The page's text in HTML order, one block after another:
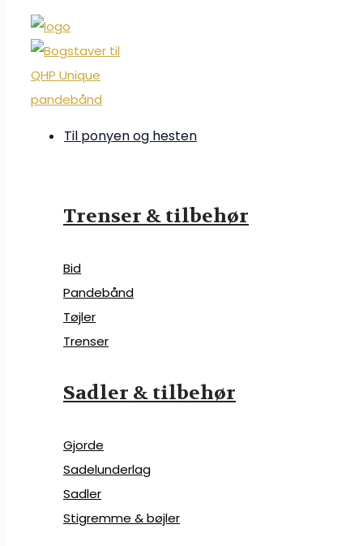
Til ponyen og hesten
Trenser & tilbehør
Bid
Pandebånd
Tøjler
Trenser
Sadler & tilbehør
Gjorde
Sadelunderlag
Sadler
Stigremme & bøjler